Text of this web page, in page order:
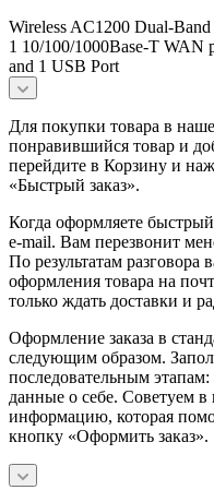
Wireless AC1200 Dual-
1 10/100/1000Base-T WAN
and 1 USB Port
Для покупки товара в
понравившийся товар и
перейдите в Корзину и
«Быстрый заказ».
Когда оформляете
e-mail. Вам перезвонит
По результатам разговора
оформления товара на
только ждать доставки и
Оформление заказа в
следующим образом.
последовательным
данные о себе. Советуем в
информацию, которая
кнопку «Оформить заказ».